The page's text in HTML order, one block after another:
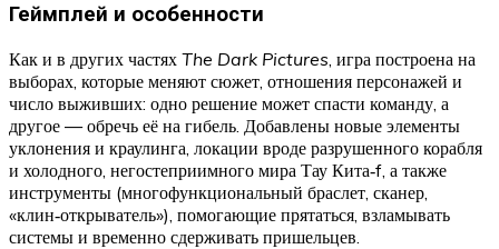
Геймплей и особенности
Как и в других частях The Dark Pictures , игра построена на
выборах, которые меняют сюжет, отношения персонажей и
число выживших: одно решение может спасти команду, а
другое — обречь её на гибель. Добавлены новые элементы
уклонения и краулинга, локации вроде разрушенного корабля
и холодного, негостеприимного мира Тау Кита‑f, а также
инструменты (многофункциональный браслет, сканер,
«клин‑открыватель»), помогающие прятаться, взламывать
системы и временно сдерживать пришельцев.